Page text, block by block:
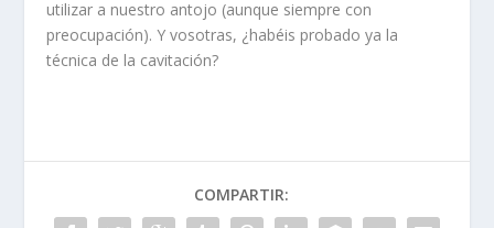
utilizar a nuestro antojo (aunque siempre con
preocupación). Y vosotras, ¿habéis probado ya la
técnica de la cavitación?
COMPARTIR: